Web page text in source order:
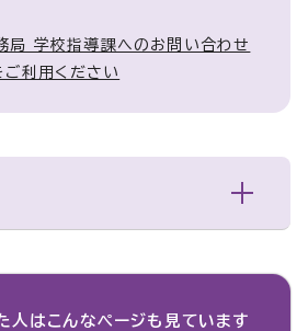
局 学校指導課へのお問い合わせ
ご利用ください
人は こんなページも見ています